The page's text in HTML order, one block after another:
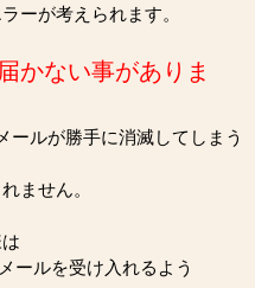
ーが考えられます。
かない事がありま
ールが勝手に消滅してしまう
ません。
ールを受け入れるよう